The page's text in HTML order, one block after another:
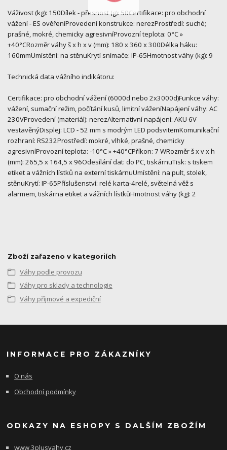
Váživost (kg): 150Dílek - přesnost (g): 50Certifikace: pro obchodní
vážení - ES ověřeníProvedení konstrukce: nerezProstředí: suché;
prašné, mokré, chemicky agresivníProvozní teplota: 0°C »
+40°CRozměr váhy š x h x v (mm): 180 x 360 x 300Délka háku:
160mmUmístění: na stěnuKrytí snímače: IP-65Hmotnost váhy (kg): 9
Technická data vážního indikátoru:
Certifikace: pro obchodní vážení (6000d nebo 2x3000d)Funkce váhy:
vážení, sumační režim, počítání kusů, limitní váženíNapájení váhy: AC
230VProvedení (materiál): nerezAlternativní napájení: AKU 6V
vestavěnýDisplej: LCD - 52 mm s modrým LED podsvitemKomunikační
rozhraní: RS232Prostředí: mokré, vlhké, prašné, chemicky
agresivníProvozní teplota: -10°C » +40°CPříkon: 7 WRozměr š x v x h
(mm): 265,5 x 164,5 x 96Odesílání dat: do PC, tiskárnuTisk: s tiskem
etiket a vážních lístků na externí tiskárnuUmístění: na pult, stolek,
stěnuKrytí: IP-65Příslušenství: relé karta-4relé, světelná věž s
alarmem, tiskárna etiket a vážních lístkůHmotnost váhy (kg): 2
Zboží zařazeno v kategoriích
Váhy podle provozu
Váhy pro sklady a technologie
Váhy příjmové a expediční
INFORMACE PRO ZÁKAZNÍKY
O nás
Obchodní podmínky
ODKAZY NA ESHOPY S DALŠÍM ZBOŽÍM
www.3plusvahy.cz